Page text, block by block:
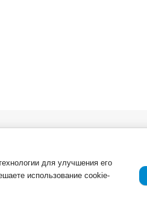
Возврат товара
Приемка товара
для улучшения его
использование cookie-